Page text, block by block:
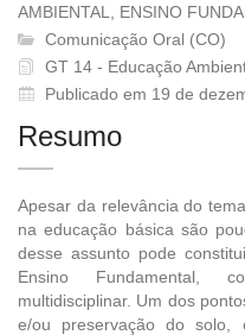
AMBIENTAL, ENSINO
Comunicação Oral (CO)
GT 14 - Educação
Publicado em 19 de
Resumo
Apesar da relevância do
na educação básica são
desse assunto pode
Ensino Fundamental,
multidisciplinar. Um dos
e/ou preservação do solo,